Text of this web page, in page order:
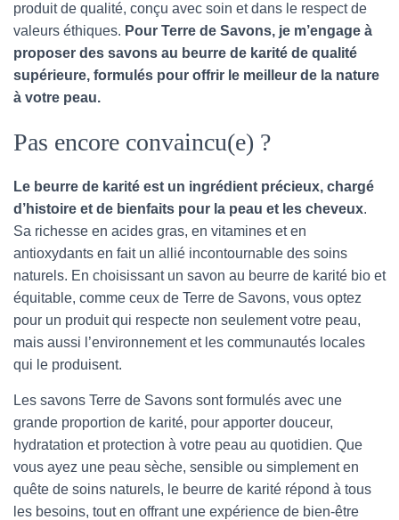
produit de qualité, conçu avec soin et dans le respect de
valeurs éthiques. Pour Terre de Savons, je m’engage à
proposer des savons au beurre de karité de qualité
supérieure, formulés pour offrir le meilleur de la nature
à votre peau.
Pas encore convaincu(e) ?
Le beurre de karité est un ingrédient précieux, chargé
d’histoire et de bienfaits pour la peau et les cheveux.
Sa richesse en acides gras, en vitamines et en
antioxydants en fait un allié incontournable des soins
naturels. En choisissant un savon au beurre de karité bio et
équitable, comme ceux de Terre de Savons, vous optez
pour un produit qui respecte non seulement votre peau,
mais aussi l’environnement et les communautés locales
qui le produisent.
Les savons Terre de Savons sont formulés avec une
grande proportion de karité, pour apporter douceur,
hydratation et protection à votre peau au quotidien. Que
vous ayez une peau sèche, sensible ou simplement en
quête de soins naturels, le beurre de karité répond à tous
les besoins, tout en offrant une expérience de bien-être